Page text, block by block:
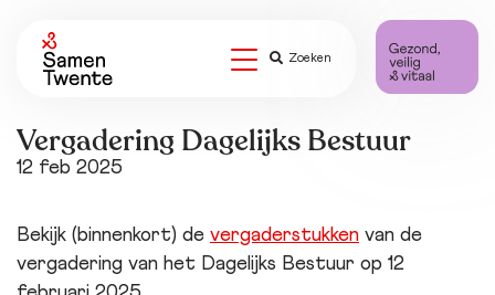
Zoeken
Vergadering Dagelijks Bestuur
12 feb 2025
Bekijk (binnenkort) de vergaderstukken van de
vergadering van het Dagelijks Bestuur op 12